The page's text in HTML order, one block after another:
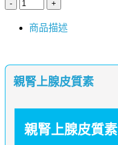
商品描述
親腎上腺皮質素
親腎上腺皮質素